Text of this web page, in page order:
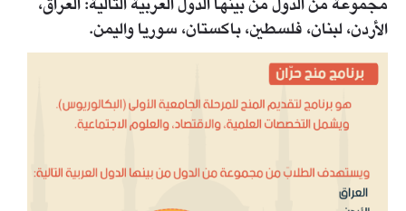
مجموعة من الدول من بينها الدول العربية التالية: العراق،
الأردن، لبنان، فلسطين، باكستان، سوريا واليمن.